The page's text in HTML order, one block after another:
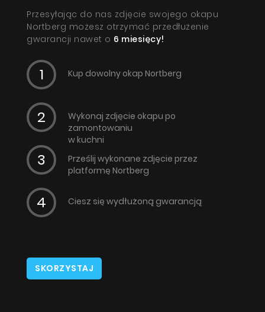
Przesyłając do nas zdjęcie swojego okapu
Nortberg możesz otrzymać przedłużenie
gwarancji nawet o 6 miesięcy!
Kup dowolny okap Nortberg
Wykonaj zdjęcie okapu po
zamontowaniu
w kuchni
Prześlij wykonane zdjęcie przez
platformę Nortberg
Ciesz się wydłużoną gwarancją
SKORZYSTAJ